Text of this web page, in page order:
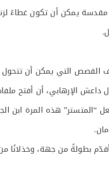
يمكن أن تكون غطاءً
القصص التي يمكن أن
داعش الإرهابي، أن أفتح
“المتستر” هذه المرة ابن
بطولةً من جهة، وخذلانًا